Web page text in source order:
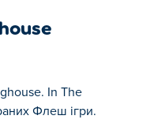
In The
Флеш ігри.